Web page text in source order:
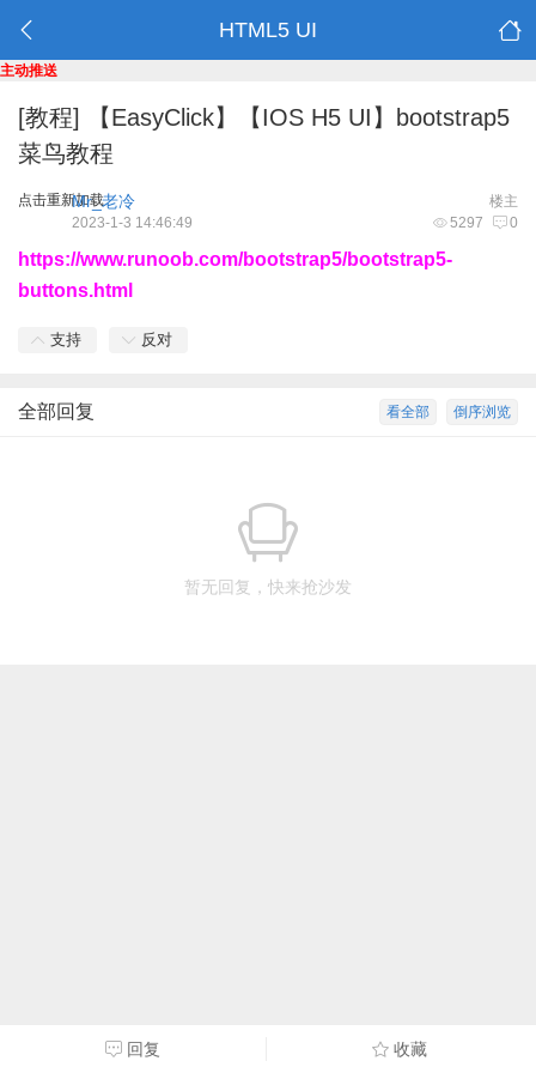
HTML5 UI
主动推送
[教程]
【EasyClick】【IOS H5 UI】bootstrap5
菜鸟教程
点击重新加载 楼主
Mr_老冷
5297 0
2023-1-3 14:46:49
https://www.runoob.com/bootstrap5/bootstrap5-
buttons.html
支持 反对
倒序浏览
看全部
全部回复
暂无回复，快来抢沙发
回复 收藏